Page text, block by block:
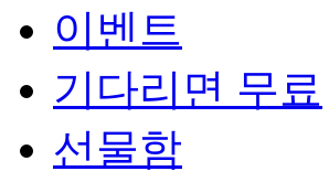
이벤트
기다리면 무료
선물함